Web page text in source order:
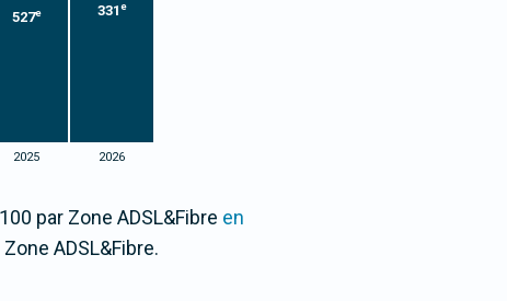
527e 331 e
2025 2026
par Zone ADSL&Fibre en
ADSL&Fibre.